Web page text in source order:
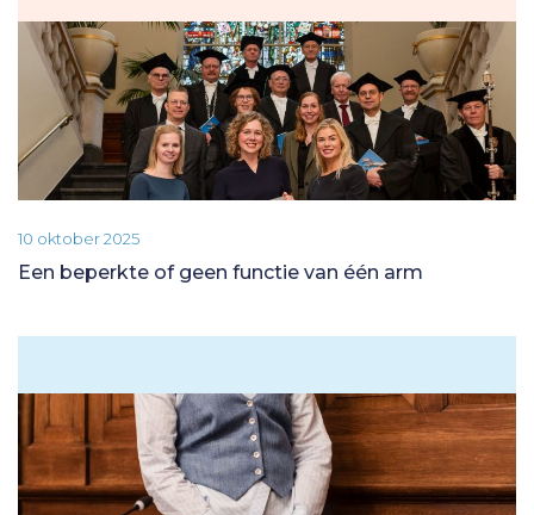
10 oktober 2025
Een beperkte of geen functie van één arm